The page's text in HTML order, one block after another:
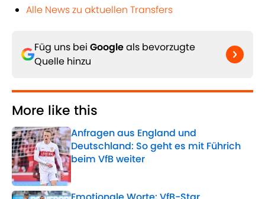
Alle News zu aktuellen Transfers
Füg uns bei Googleals bevorzugte
Quelle hinzu
More like this
Anfragen aus England und
Deutschland: So geht es mit Führich
beim VfB weiter
Published by on Invalid Date